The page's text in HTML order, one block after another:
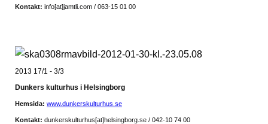
Kontakt: info[at]jamtli.com / 063-15 01 00
2013 17/1 - 3/3
Dunkers kulturhus i Helsingborg
Hemsida: www.dunkerskulturhus.se
Kontakt: dunkerskulturhus[at]helsingborg.se / 042-10 74 00